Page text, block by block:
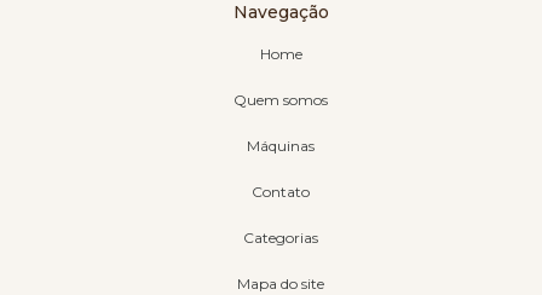
Navegação
Home
Quem somos
Máquinas
Contato
Categorias
Mapa do site